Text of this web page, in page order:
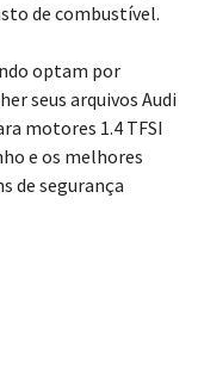
de combustível.
optam por
seus arquivos Audi
motores 1.4 TFSI
e os melhores
de segurança